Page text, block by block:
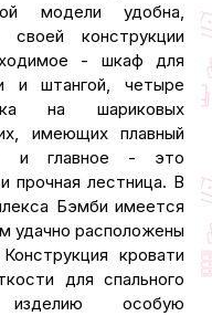
модели удобна,
конструкции
- шкаф для
штангой, четыре
на шариковых
имеющих плавный
и главное - это
прочная лестница. В
Бэмби имеется
удачно расположены
кровати
для спального
особую